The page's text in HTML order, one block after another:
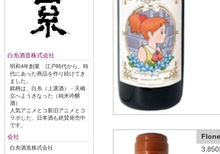
白糸酒造株式会社
明和4年創業 江戸時代から、時
代にあった商品を作り続けてき
ました。
銘柄は、白糸（上選酒）・天橋
立へようきなった（純米吟醸
酒）
人気アニメとコ新旧アニメとコ
ラボした、日本酒も絶賛発売中
です。
会社
白糸酒造株式会社